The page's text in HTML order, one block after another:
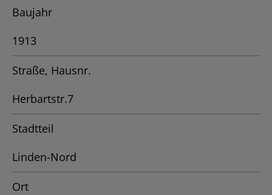
Baujahr
1913
Straße, Hausnr.
Herbartstr.7
Stadtteil
Linden-Nord
Ort